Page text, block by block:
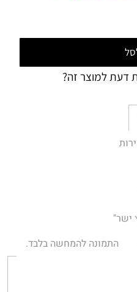
דעת למוצר זה?
ישר"
התמונה להמחשה בלבד.